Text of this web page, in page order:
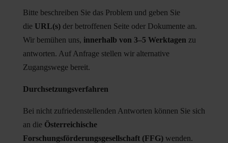
Bitte beschreiben Sie das Problem und geben Sie
die URL(s)der betroffenen Seite oder Dokumente an.
Wir bemühen uns, innerhalb von 3–5 Werktagen zu
antworten. Auf Anfrage stellen wir alternative
Zugangswege bereit.
Durchsetzungsverfahren
Bei nicht zufriedenstellenden Antworten können Sie sich
an die Österreichische
Forschungsförderungsgesellschaft (FFG)wenden.